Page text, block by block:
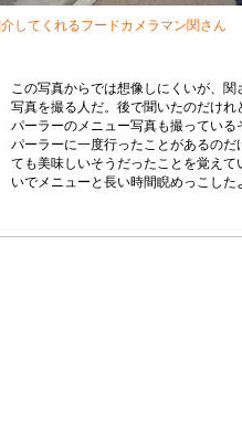
してくれるフードカメラマン関さん
この写真からでは想像しにくいが、関
写真を撮る人だ。後で聞いたのだけれ
パーラーのメニュー写真も撮っている
パーラーに一度行ったことがあるのだ
ても美味しいそうだったことを覚えて
いでメニューと長い時間睨めっこした